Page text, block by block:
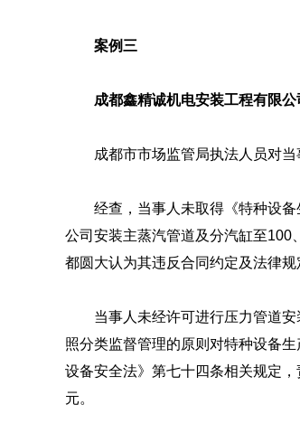
案例三
成都鑫精诚机电安装工程有限
成都市市场监管局执法人员对
经查，当事人未取得《特种设
公司 安装主蒸汽管道及分汽缸至100
都圆大认为其违反合同约定及法律
当事人未经许可进行压力管道
照分类监督管理的原则对特种设备
设备安全法》第七十四条相关规定
元。